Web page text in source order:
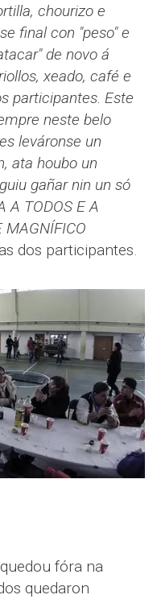
chourizo e
final con "peso" e
de novo á
xeado, café e
participantes. Este
neste belo
leváronse un
ata houbo un
gañar nin un só
A TODOS E A
MAGNÍFICO
dos participantes.
fóra na
quedaron